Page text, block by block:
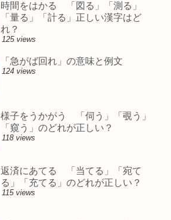
時間をはかる 「図る」「測る」
「量る」「計る」正しい漢字はど
れ？
125 views
「急がば回れ」の意味と例文
124 views
様子をうかがう 「伺う」「覗う」
「窺う」のどれが正しい？
118 views
返済にあてる 「当てる」「宛て
る」「充てる」のどれが正しい？
115 views